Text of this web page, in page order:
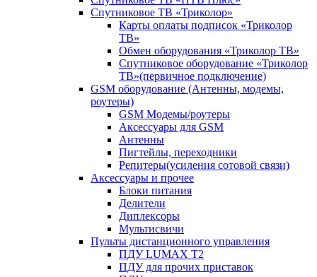
Спутниковое ТВ «Триколор»
Карты оплаты подписок «Триколор
ТВ»
Обмен оборудования «Триколор ТВ»
Спутниковое оборудование «Триколор
ТВ»(первичное подключение)
GSM оборудование (Антенны, модемы,
роутеры)
GSM Модемы/роутеры
Аксессуары для GSM
Антенны
Пигтейлы, переходники
Репитеры(усиления сотовой связи)
Аксессуары и прочее
Блоки питания
Делители
Диплексоры
Мультисвичи
Пульты дистанционного управления
ПДУ LUMAX Т2
ПДУ для прочих приставок